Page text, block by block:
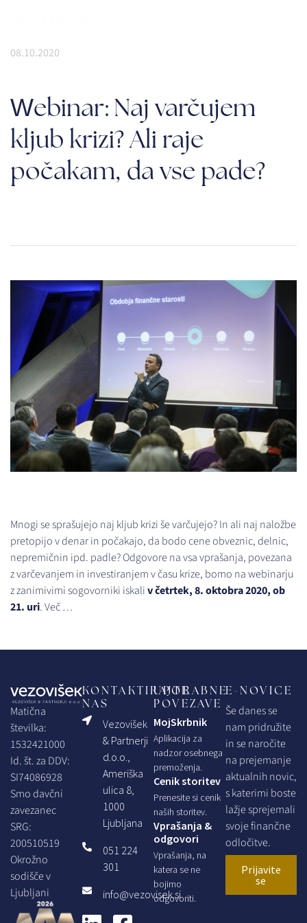
08.10.2020
Webinar: Naj varčujem
kljub krizi? Ali raje
počakam, da vse pade?
Mnogi se sprašujejo naj kljub krizi še varčujejo? In ali naj naložbe
pretopijo v denar in počakajo, da bodo cene obveznic, delnic,
nepremičnin ipd. padle? Odgovore na vsa vprašanja, povezana
z varčevanjem in investiranjem v času krize, bomo na webinarju
z zanimivimi sogovorniki iskaliv četrtek, 8. oktobra 2020, ob
21. uri.Več …
Matična
številka:
1532421000
Id. št. za DDV:
SI74086928
Smo davčni
zavezanec
SRG:
200510519
Okrožno
sodišče v
Ljubljani
KONTAKTIRAJTE
NAS
Vezovišek
& Partnerji
d.o.o.,
Ameriška
ulica 8,
1000
Ljubljana
051 224
301
info@vezovisek.si
UPORABNE
POVEZAVE
MojSkrbnik
Aplikacija za
nadzor osebnega
premoženja.
Cenik storitev
Prenesite si cenik
naših storitev.
Vprašanja &
odgovori
Vprašanja, na
katera se ne
bojimo
odgovoriti.
E-NOVICE
Še danes se
nam pridružite
in se naročite
na prejemanje
aktualnih novic,
s katerimi boste
lažje sprejemali
svoje finančne
odločitve.
Prijavite
se